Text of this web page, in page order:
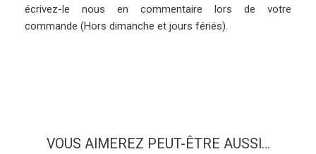
écrivez-le nous en commentaire lors de votre
commande (Hors dimanche et jours fériés).
VOUS AIMEREZ PEUT-ÊTRE AUSSI…